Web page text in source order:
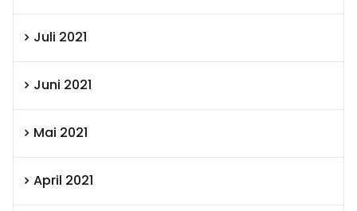
Juli 2021
Juni 2021
Mai 2021
April 2021